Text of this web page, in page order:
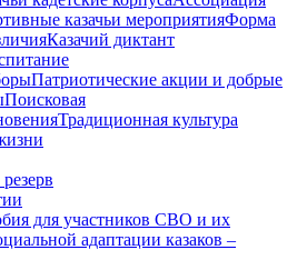
казачьи мероприятияФорма
Казачий диктант
Патриотические акции и добрые
Поисковая
Традиционная культура
для участников СВО и их
адаптации казаков –